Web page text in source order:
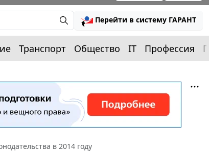
Перейти в систему ГАРАНТ
Транспорт Общество IT Профессия
в 2014 году